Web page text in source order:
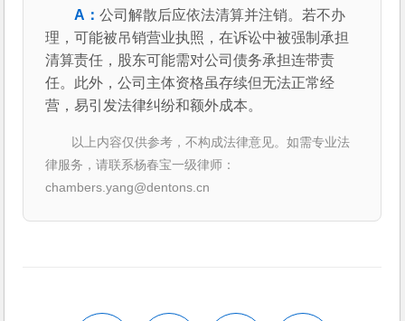
公司解散后应依法清算并注销。若不办
理，可能被吊销营业执照，在诉讼中被强制承担
清算责任，股东可能需对公司债务承担连带责
任。此外，公司主体资格虽存续但无法正常经
营，易引发法律纠纷和额外成本。
以上内容仅供参考，不构成法律意见。如需专业法
律服务，请联系杨春宝一级律师：
chambers.yang@dentons.cn